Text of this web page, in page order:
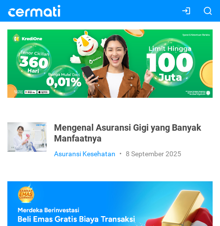
Mengenal Asuransi Gigi yang Banyak
Manfaatnya
Asuransi Kesehatan • 8 September 2025